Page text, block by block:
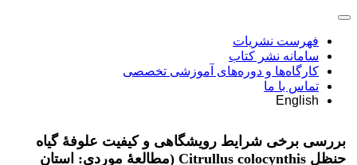
فهرست نشریات
سامانه نشر کتاب
کارگاه‌ها و دوره‌های آموزشی تخصصی
تماس با ما
English
بررسی برخی شرایط رویشگاهی و کیفیت علوفۀ گیاه
حنظل Citrullus colocynthis (مطالعۀ موردی: استان